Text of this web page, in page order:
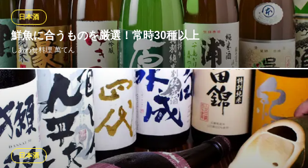
ップです。
※こちらは夜のみのこだわりです。
鶏と魚と地酒 あじあん 京橋駅前
地酒と旬鮮の居酒屋
ＪＲ京橋駅 徒歩2分
大阪府大阪市都島区東野田町2-2-16 ビラ六曜舎1F
鮮魚に合うものを厳選！常時30種以上
しあわせ料理 萬てん
日本酒
リニューアルした萬てんは、もともと10種類だった日本酒が30種
類以上に大幅増！「魚に合う日本酒」という観点から厳選し、そ
の都度おすすめのお酒も入荷します。全国各地から仕入れた鮮魚
と選び抜かれた日本酒は相性抜群！日本酒好きの方はもちろん、
魚好きの方にも楽しんでいただけること間違いなしです。
日本酒